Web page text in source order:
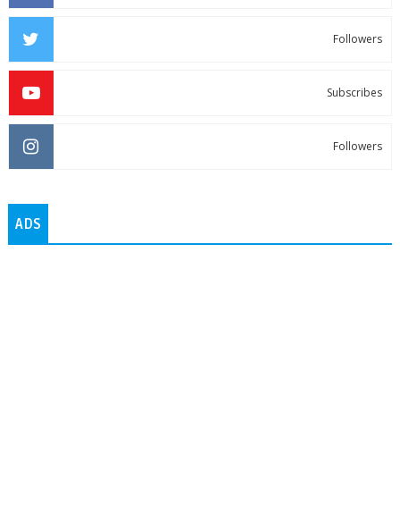
Followers
Subscribes
Followers
ADS